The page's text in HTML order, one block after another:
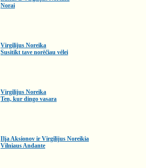
Norai
Virgilijus Noreika
Susitikt tave norėčiau vėlei
Virgilijus Noreika
Ten, kur dingo vasara
Ilja Aksionov ir Virgilijus Noreikia
Vilniaus Andante